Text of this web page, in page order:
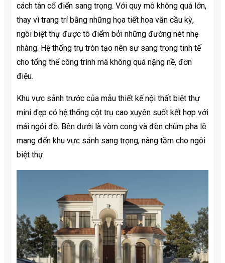
cách tân cổ điển sang trọng. Với quy mô không quá lớn,
thay vì trang trí bằng những họa tiết hoa văn cầu kỳ,
ngôi biệt thự được tô điểm bởi những đường nét nhẹ
nhàng. Hệ thống trụ tròn tạo nên sự sang trọng tinh tế
cho tổng thể công trình mà không quá nặng nề, đơn
điệu.
Khu vực sảnh trước của mẫu thiết kế nội thất biệt thự
mini đẹp có hệ thống cột trụ cao xuyên suốt kết hợp với
mái ngói đỏ. Bên dưới là vòm cong và đèn chùm pha lê
mang đến khu vực sảnh sang trọng, nâng tầm cho ngôi
biệt thự.